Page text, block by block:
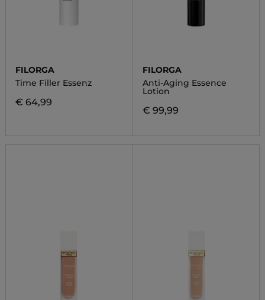
FILORGA
Time Filler Essenz
€ 64,99
FILORGA
Anti-Aging Essence
Lotion
€ 99,99